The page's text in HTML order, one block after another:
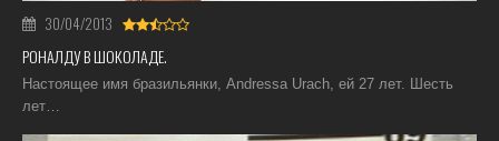
30/04/2013
РОНАЛДУ В ШОКОЛАДЕ.
Настоящее имя бразильянки, Andressa Urach, ей 27 лет. Шесть
лет…